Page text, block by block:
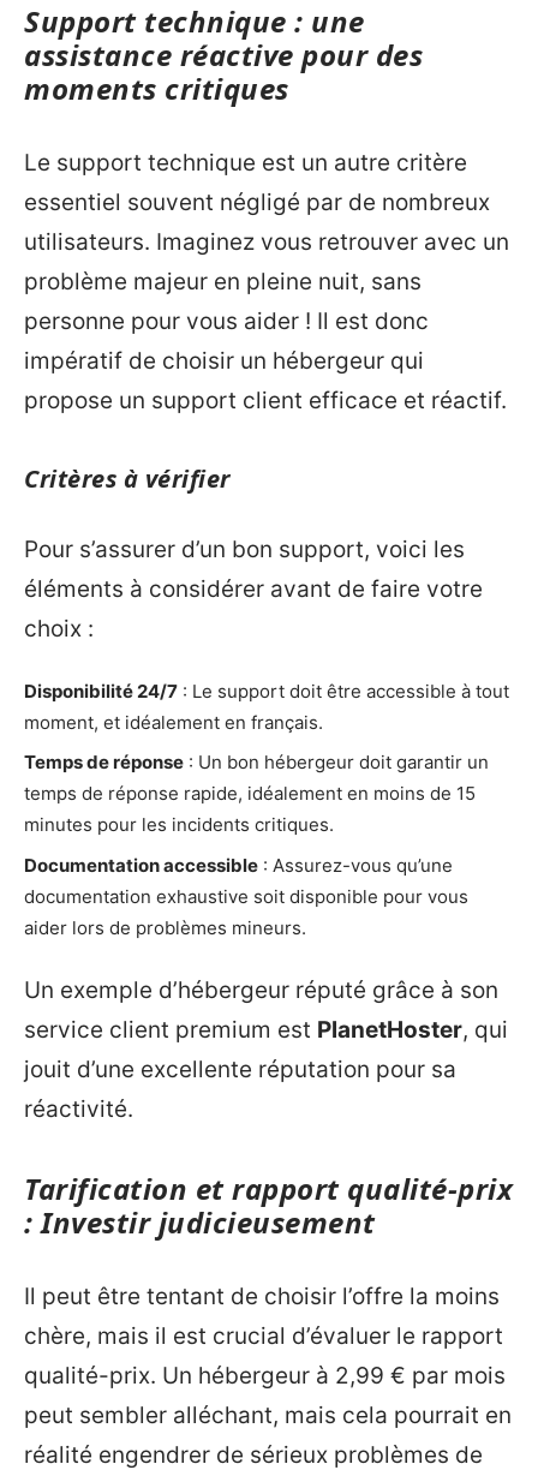
Support technique : une
assistance réactive pour des
moments critiques
Le support technique est un autre critère
essentiel souvent négligé par de nombreux
utilisateurs. Imaginez vous retrouver avec un
problème majeur en pleine nuit, sans
personne pour vous aider ! Il est donc
impératif de choisir un hébergeur qui
propose un support client efficace et réactif.
Critères à vérifier
Pour s’assurer d’un bon support, voici les
éléments à considérer avant de faire votre
choix :
Disponibilité 24/7 : Le support doit être accessible à tout
moment, et idéalement en français.
Temps de réponse : Un bon hébergeur doit garantir un
temps de réponse rapide, idéalement en moins de 15
minutes pour les incidents critiques.
Documentation accessible : Assurez-vous qu’une
documentation exhaustive soit disponible pour vous
aider lors de problèmes mineurs.
Un exemple d’hébergeur réputé grâce à son
service client premium est PlanetHoster, qui
jouit d’une excellente réputation pour sa
réactivité.
Tarification et rapport qualité-prix
: Investir judicieusement
Il peut être tentant de choisir l’offre la moins
chère, mais il est crucial d’évaluer le rapport
qualité-prix. Un hébergeur à 2,99 € par mois
peut sembler alléchant, mais cela pourrait en
réalité engendrer de sérieux problèmes de